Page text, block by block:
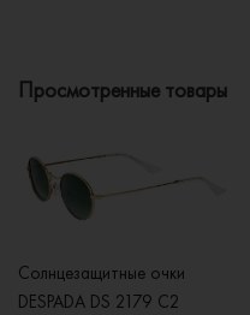
Просмотренные товары
Солнцезащитные очки
DESPADA DS 2179 C2